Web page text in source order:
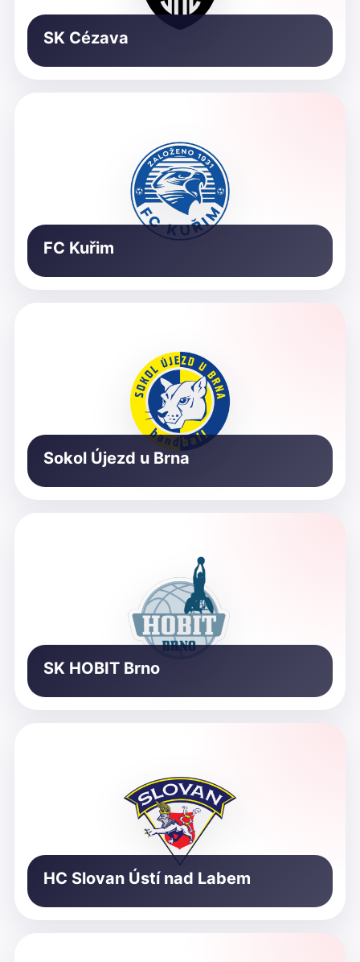
SK Cézava
FC Kuřim
Sokol Újezd u Brna
SK HOBIT Brno
HC Slovan Ústí nad Labem